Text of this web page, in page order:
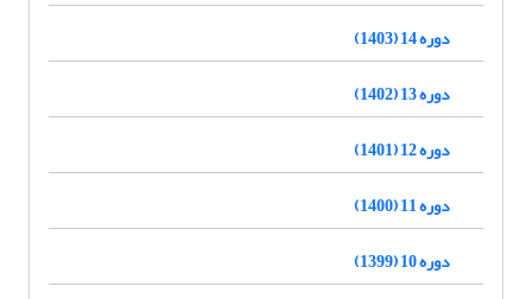
دوره 14 (1403)
دوره 13 (1402)
دوره 12 (1401)
دوره 11 (1400)
دوره 10 (1399)